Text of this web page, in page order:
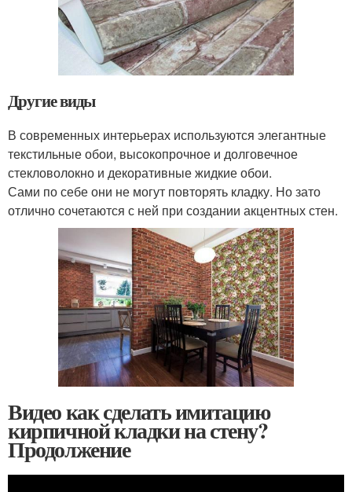
Другие виды
В современных интерьерах используются элегантные
текстильные обои, высокопрочное и долговечное
стекловолокно и декоративные жидкие обои.
Сами по себе они не могут повторять кладку. Но зато
отлично сочетаются с ней при создании акцентных стен.
Видео как сделать имитацию
кирпичной кладки на стену?
Продолжение